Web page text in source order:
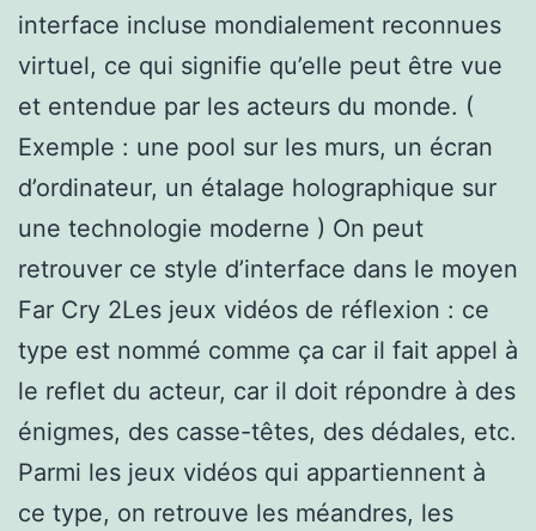
interface incluse mondialement reconnues
virtuel, ce qui signifie qu’elle peut être vue
et entendue par les acteurs du monde. (
Exemple : une pool sur les murs, un écran
d’ordinateur, un étalage holographique sur
une technologie moderne ) On peut
retrouver ce style d’interface dans le moyen
Far Cry 2Les jeux vidéos de réflexion : ce
type est nommé comme ça car il fait appel à
le reflet du acteur, car il doit répondre à des
énigmes, des casse-têtes, des dédales, etc.
Parmi les jeux vidéos qui appartiennent à
ce type, on retrouve les méandres, les